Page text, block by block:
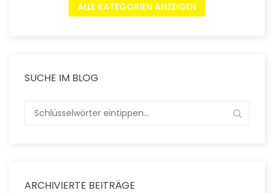
ALLE KATEGORIEN ANZEIGEN
SUCHE IM BLOG
ARCHIVIERTE BEITRÄGE